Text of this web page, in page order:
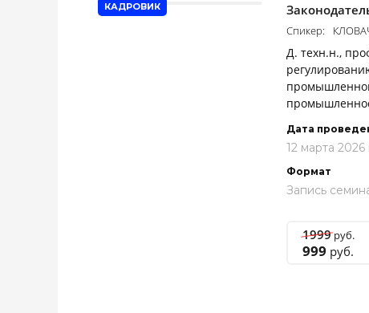
КАДРОВИК
Спикер:
Д. техн.н.,
Дата
12 марта 2026
Формат
Запись
1999руб.
999 руб.